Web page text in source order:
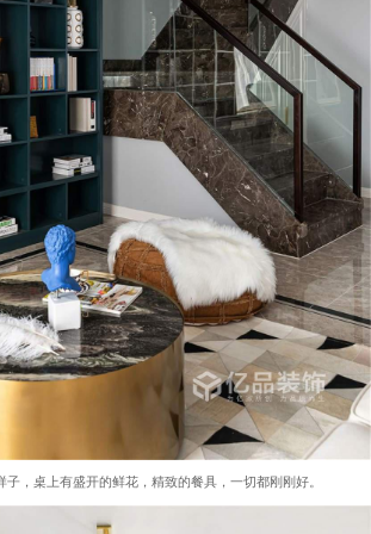
，桌上有盛开的鲜花，精致的餐具，一切都刚刚好。